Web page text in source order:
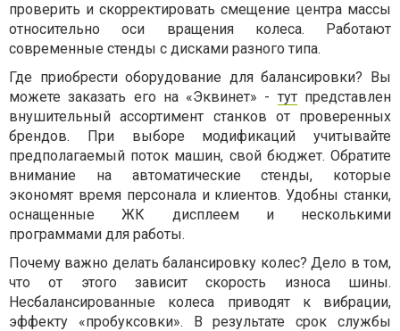
проверить и скорректировать смещение центра массы
относительно оси вращения колеса. Работают
современные стенды с дисками разного типа.
Где приобрести оборудование для балансировки? Вы
можете заказать его на «Эквинет» - тутпредставлен
внушительный ассортимент станков от проверенных
брендов. При выборе модификаций учитывайте
предполагаемый поток машин, свой бюджет. Обратите
внимание на автоматические стенды, которые
экономят время персонала и клиентов. Удобны станки,
оснащенные ЖК дисплеем и несколькими
программами для работы.
Почему важно делать балансировку колес? Дело в том,
что от этого зависит скорость износа шины.
Несбалансированные колеса приводят к вибрации,
эффекту «пробуксовки». В результате срок службы